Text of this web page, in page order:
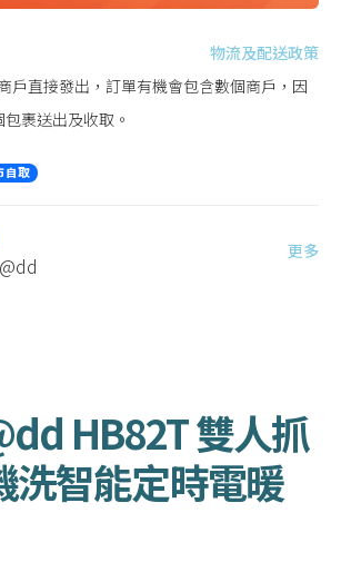
物流及配送政策
戶直接發出，訂單有機會包含數個商戶，因
裹送出及收取。
自取
更多
HB82T 雙人抓
洗智能定時電暖